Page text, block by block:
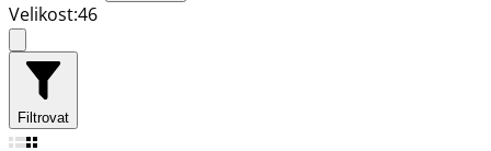
Velikost:46
Filtrovat